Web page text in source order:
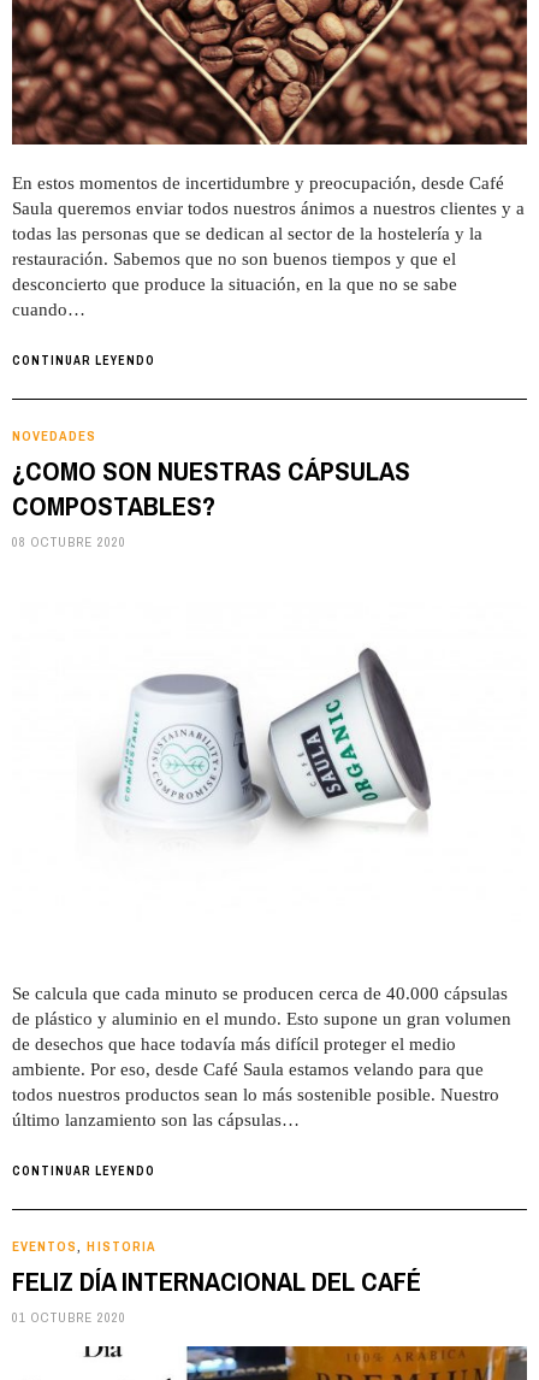
En estos momentos de incertidumbre y preocupación, desde Café
Saula queremos enviar todos nuestros ánimos a nuestros clientes y a
todas las personas que se dedican al sector de la hostelería y la
restauración. Sabemos que no son buenos tiempos y que el
desconcierto que produce la situación, en la que no se sabe
cuando…
CONTINUAR LEYENDO
NOVEDADES
¿COMO SON NUESTRAS CÁPSULAS
COMPOSTABLES?
08 OCTUBRE 2020
Se calcula que cada minuto se producen cerca de 40.000 cápsulas
de plástico y aluminio en el mundo. Esto supone un gran volumen
de desechos que hace todavía más difícil proteger el medio
ambiente. Por eso, desde Café Saula estamos velando para que
todos nuestros productos sean lo más sostenible posible. Nuestro
último lanzamiento son las cápsulas…
CONTINUAR LEYENDO
EVENTOS HISTORIA
FELIZ DÍA INTERNACIONAL DEL CAFÉ
01 OCTUBRE 2020